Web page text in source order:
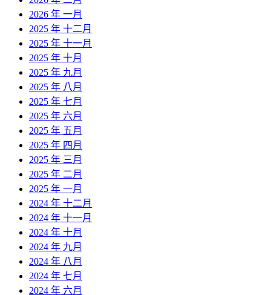
2026 年 一月
2025 年 十二月
2025 年 十一月
2025 年 十月
2025 年 九月
2025 年 八月
2025 年 七月
2025 年 六月
2025 年 五月
2025 年 四月
2025 年 三月
2025 年 二月
2025 年 一月
2024 年 十二月
2024 年 十一月
2024 年 十月
2024 年 九月
2024 年 八月
2024 年 七月
2024 年 六月